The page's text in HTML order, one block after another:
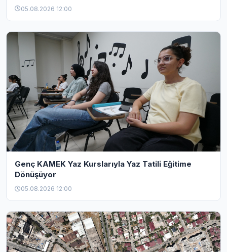
05.08.2026 12:00
Genç KAMEK Yaz Kurslarıyla Yaz Tatili Eğitime
Dönüşüyor
05.08.2026 12:00